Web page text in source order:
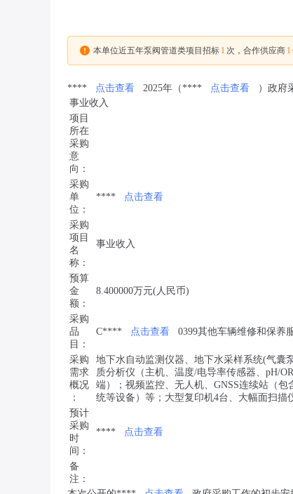
本单位近五年泵阀管道类项目招标 1 次，合作供应商 1
**** 点击查看 2025年（**** 点击查看
）政府
事业收入
项目
所在
采购
意
向：
采购
单
位：
**** 点击查看
采购
项目
名
称：
事业收入
预算
金
额：
8.400000万元(人民币)
采购
品
目：
C**** 点击查看 0399其他车辆维修和保养
采购
需求
概况
：
地下水自动监测仪器、地下水采样系统(气囊
质分析仪（主机、温度/电导率传感器、pH/
端）；视频监控、无人机、GNSS连续站（
统等设备）等；大型复印机4台、大幅面扫描
预计
采购
时
间：
**** 点击查看
备
注：